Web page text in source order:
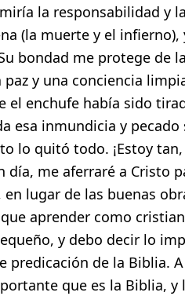
la responsabilidad y
(la muerte y el
bondad me protege de
paz y una conciencia
el enchufe había sido
esa inmundicia y
lo quitó todo. ¡Estoy
día, me aferraré a Cristo
en lugar de las buenas
aprender como
y debo decir lo
predicación de la Biblia.
que es la Biblia,